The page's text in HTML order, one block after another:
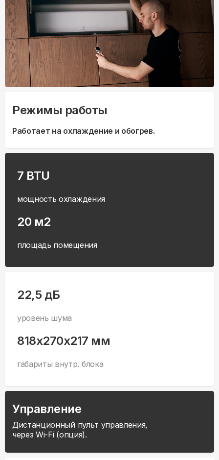
Режимы работы
Работает на охлаждение и обогрев.
7 BTU
мощность охлаждения
20 м2
площадь помещения
22,5 дБ
уровень шума
818x270x217 мм
габариты внутр. блока
Управление
Дистанционный пульт управления,
через Wi-Fi (опция).